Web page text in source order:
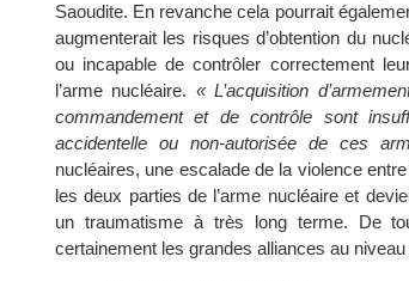
Saoudite. En revanche cela pourrait
augmenterait les risques d’obtention du
ou incapable de contrôler correctement
l’arme nucléaire. « L’acquisition
commandement et de contrôle sont
accidentelle ou non-autorisée de ces
nucléaires, une escalade de la violence
les deux parties de l’arme nucléaire et
un traumatisme à très long terme. De
certainement les grandes alliances au niveau